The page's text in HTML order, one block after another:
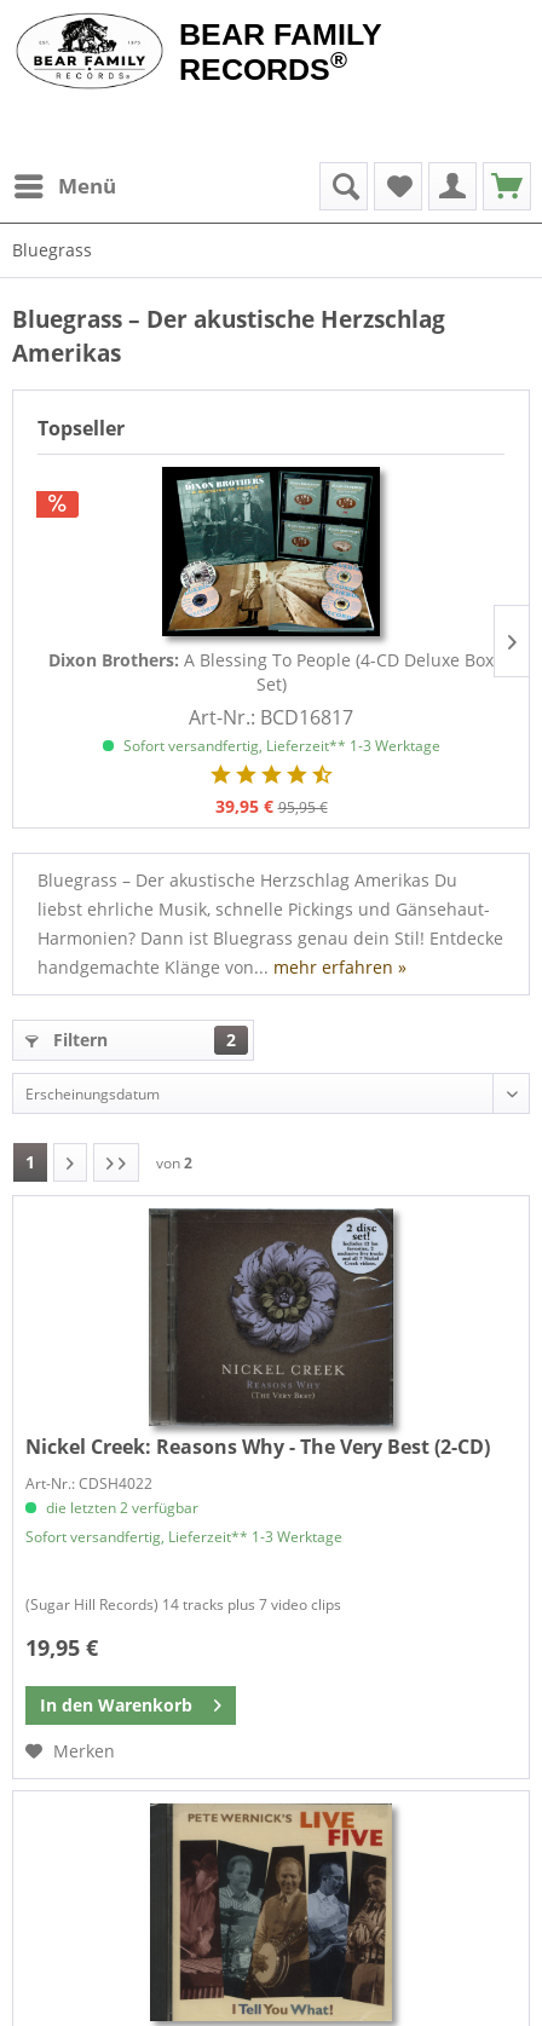
BEAR FAMILY
RECORDS®
Menü
Bluegrass
Bluegrass – Der akustische Herzschlag
Amerikas
Topseller
Dixon Brothers: A Blessing To People (4-CD Deluxe Box
Set)
Art-Nr.: BCD16817
Sofort versandfertig, Lieferzeit** 1-3 Werktage
39,95 € 95,95 €
Bluegrass – Der akustische Herzschlag Amerikas Du
liebst ehrliche Musik, schnelle Pickings und Gänsehaut-
Harmonien? Dann ist Bluegrass genau dein Stil! Entdecke
handgemachte Klänge von... mehr erfahren »
Filtern 2
1 von2
Nickel Creek: Reasons Why - The Very Best (2-CD)
Art-Nr.: CDSH4022
die letzten 2 verfügbar
Sofort versandfertig, Lieferzeit** 1-3 Werktage
(Sugar Hill Records) 14 tracks plus 7 video clips
19,95 €
In den Warenkorb
Merken